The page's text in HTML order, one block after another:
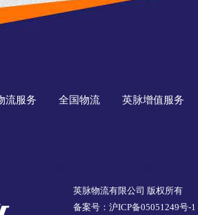
流服务 全国物流 英脉增值服务
英脉物流有限公司 版权所有
备案号：沪ICP备05051249号-1